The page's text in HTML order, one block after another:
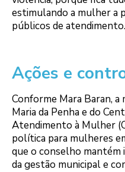
estimulando a mulher a
públicos de atendimento.
Ações e
Conforme Mara Baran,
Maria da Penha e do
Atendimento à Mulher
política para mulheres
que o conselho
da gestão municipal e